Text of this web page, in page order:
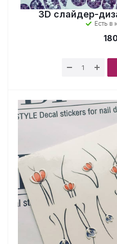
3D слайдер-
Есть в